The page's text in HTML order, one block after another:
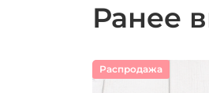
Ранее
Распродажа